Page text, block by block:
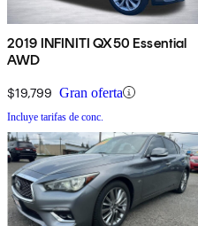
2019 INFINITI QX50 Essential
AWD
$19,799 Gran oferta
Incluye tarifas de conc.